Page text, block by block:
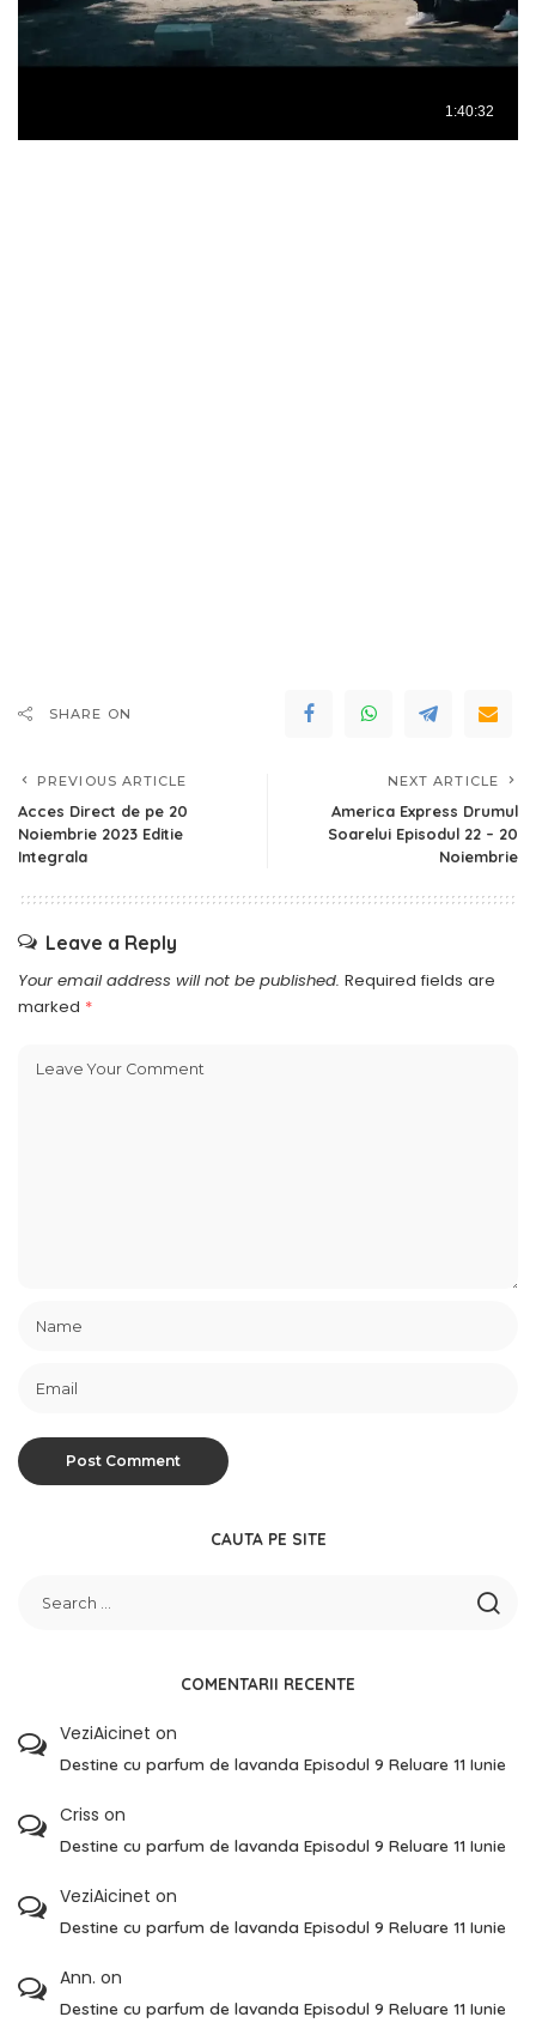
SHARE ON
PREVIOUS ARTICLE
Acces Direct de pe 20
Noiembrie 2023 Editie
Integrala
NEXT ARTICLE
America Express Drumul
Soarelui Episodul 22 – 20
Noiembrie
Leave a Reply
Your email address will not be published. Required fields are
marked *
CAUTA PE SITE
COMENTARII RECENTE
VeziAicinet on
Destine cu parfum de lavanda Episodul 9 Reluare 11 Iunie
Criss on
Destine cu parfum de lavanda Episodul 9 Reluare 11 Iunie
VeziAicinet on
Destine cu parfum de lavanda Episodul 9 Reluare 11 Iunie
Ann. on
Destine cu parfum de lavanda Episodul 9 Reluare 11 Iunie